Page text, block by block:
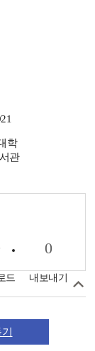
학
관
드
0
내보내기